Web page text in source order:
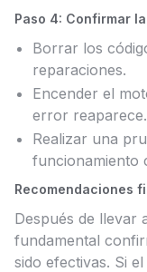
Paso 4: Confirmar
Borrar los
reparaciones.
Encender el
error reaparece.
Realizar una
funcionamiento
Recomendaciones
Después de llevar
fundamental
sido efectivas. Si